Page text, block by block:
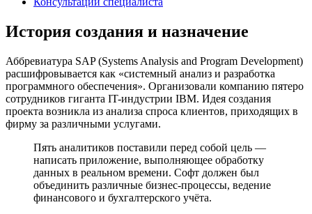
История создания и назначение
Аббревиатура SAP (Systems Analysis and Program Development)
расшифровывается как «системный анализ и разработка
программного обеспечения». Организовали компанию пятеро
сотрудников гиганта IT-индустрии IBM. Идея создания
проекта возникла из анализа спроса клиентов, приходящих в
фирму за различными услугами.
Пять аналитиков поставили перед собой цель —
написать приложение, выполняющее обработку
данных в реальном времени. Софт должен был
объединить различные бизнес-процессы, ведение
финансового и бухгалтерского учёта.